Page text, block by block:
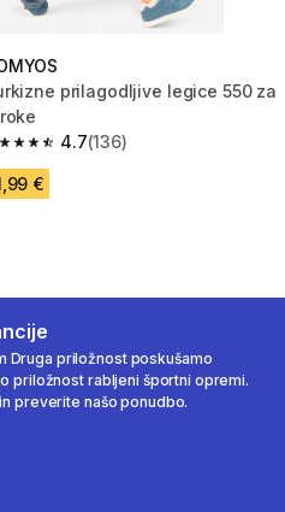
prilagodljive legice 550 za
4.7
od 5 zvezdic from 136 ocene
(136)
€
Druga priložnost poskušamo
priložnost rabljeni športni opremi.
preverite našo ponudbo.